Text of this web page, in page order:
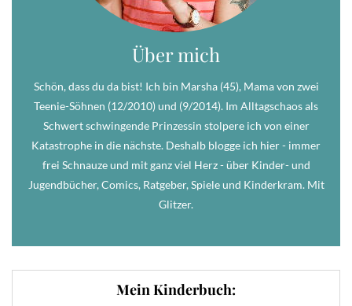
Über mich
Schön, dass du da bist! Ich bin Marsha (45), Mama von zwei
Teenie-Söhnen (12/2010) und (9/2014). Im Alltagschaos als
Schwert schwingende Prinzessin stolpere ich von einer
Katastrophe in die nächste. Deshalb blogge ich hier - immer
frei Schnauze und mit ganz viel Herz - über Kinder- und
Jugendbücher, Comics, Ratgeber, Spiele und Kinderkram. Mit
Glitzer.
Mein Kinderbuch: